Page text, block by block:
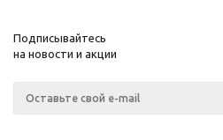
Подписывайтесь
на новости и акции